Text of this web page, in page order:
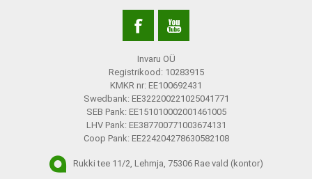
Invaru OÜ
Registrikood: 10283915
KMKR nr: EE100692431
Swedbank: EE322200221025041771
SEB Pank: EE151010002001461005
LHV Pank: EE387700771003674131
Coop Pank: EE224204278630582108
Rukki tee 11/2, Lehmja, 75306 Rae vald (kontor)